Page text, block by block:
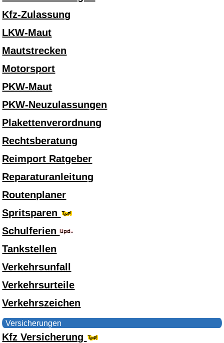
Kfz-Zulassung
LKW-Maut
Mautstrecken
Motorsport
PKW-Maut
PKW-Neuzulassungen
Plakettenverordnung
Rechtsberatung
Reimport Ratgeber
Reparaturanleitung
Routenplaner
Spritsparen
Schulferien
Tankstellen
Verkehrsunfall
Verkehrsurteile
Verkehrszeichen
Versicherungen
Kfz Versicherung